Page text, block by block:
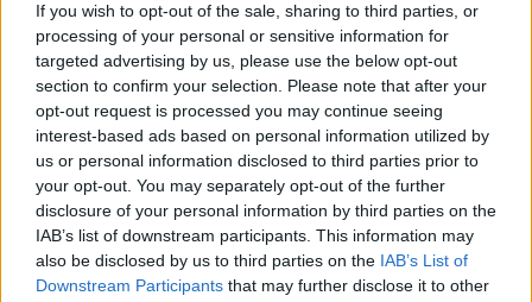
If you wish to opt-out of the sale, sharing to third parties, or
processing of your personal or sensitive information for
targeted advertising by us, please use the below opt-out
section to confirm your selection. Please note that after your
opt-out request is processed you may continue seeing
interest-based ads based on personal information utilized by
us or personal information disclosed to third parties prior to
your opt-out. You may separately opt-out of the further
disclosure of your personal information by third parties on the
IAB’s list of downstream participants. This information may
also be disclosed by us to third parties on the IAB’s List of
Downstream Participants that may further disclose it to other
Ha minden nap eszel reggelit, tízórait, ebédet,
uzsonnát és vacsorát is, akkor sokkal nagyobb lehet
a motivációd, hogytöbbféle étel kerüljön a
tányérodra. Találd ki, mik azok az alapvető
élelmiszerek, amelyekből szeretnél többet
fogyasztani, és biztos, hogy napi öt étkezés esetén
mindig fogsz nekik helyet találni. Zöldségeket vagy
gyümölcsöket például minden étkezés alkalmával
érdemes enned, de a tojást, a zabpelyhet és még
sok más ételt is beilleszthetsz napi szinten az